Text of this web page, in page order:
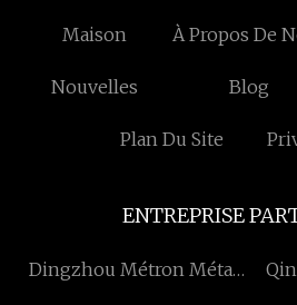
Maison À Propos De
Nouvelles Blog
Plan Du Site
ENTREPRISE
Dingzhou Métron Métal
Qingdao